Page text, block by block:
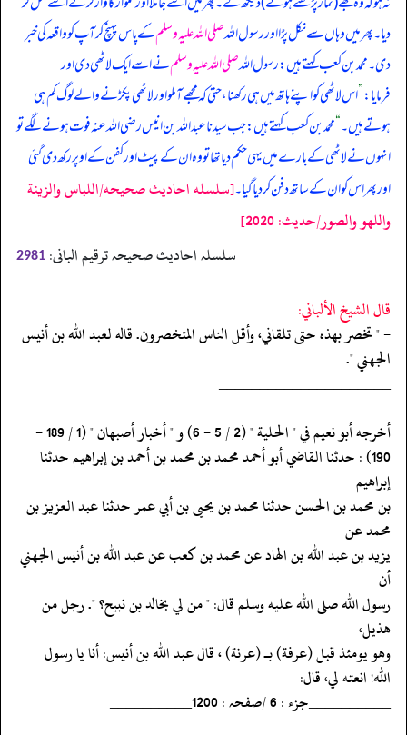
دیا۔ پھر میں وہاں سے نکل پڑا اور رسول اللہصلی اللہ علیہ وسلمکے پاس پہنچ کر آپ کو واقعہ کی خبر
دی۔ محمد بن کعب کہتے ہیں: رسول اللہصلی اللہ علیہ وسلمنے اسے ایک لاٹھی دی اور
فرمایا:”اس لاٹھی کو اپنے ہاتھ میں ہی رکھنا، حتی کہ مجھے آ ملو اور لاٹھی پکڑنے والے لوگ کم ہی
ہوتے ہیں۔“محمد بن کعب کہتے ہیں: جب سیدنا عبداللہ بن انیس رضی اللہ عنہ فوت ہونے لگے تو
انہوں نے لاٹھی کے بارے میں یہی حکم دیا تھا تو وہ ان کے پیٹ اور کفن کے اوپر رکھ دی گئی
اور پھر اس کو ان کے ساتھ دفن کر دیا گیا۔[سلسله احاديث صحيحه/اللباس والزينة
واللهو والصور/حدیث: 2020]
سلسلہ احادیث صحیحہ ترقیم البانی: 2981
قال الشيخ الألباني:
- " تخصر بهذه حتى تلقاني، وأقل الناس المتخصرون. قاله لعبد الله بن أنيس
الجهني ".
‏‏‏‏_____________________
‏‏‏‏أخرجه أبو نعيم في " الحلية " (2 / 5 - 6) و " أخبار أصبهان " (1 / 189 -
‏‏‏‏190) : حدثنا القاضي أبو أحمد محمد بن محمد بن أحمد بن إبراهيم حدثنا
إبراهيم
‏‏‏‏بن محمد بن الحسن حدثنا محمد بن يحيى بن أبي عمر حدثنا عبد العزيز بن
محمد عن
‏‏‏‏يزيد بن عبد الله بن الهاد عن محمد بن كعب عن عبد الله بن أنيس الجهني
أن
‏‏‏‏رسول الله صلى الله عليه وسلم قال: " من لي بخالد بن نبيح؟ ". رجل من
هذيل،
‏‏‏‏وهو يومئذ قبل (عرفة) بـ (عرنة) ، قال عبد الله بن أنيس: أنا يا رسول
‏‏‏‏الله! انعته لي، قال:
‏‏‏‏__________جزء : 6 /صفحہ : 1200__________